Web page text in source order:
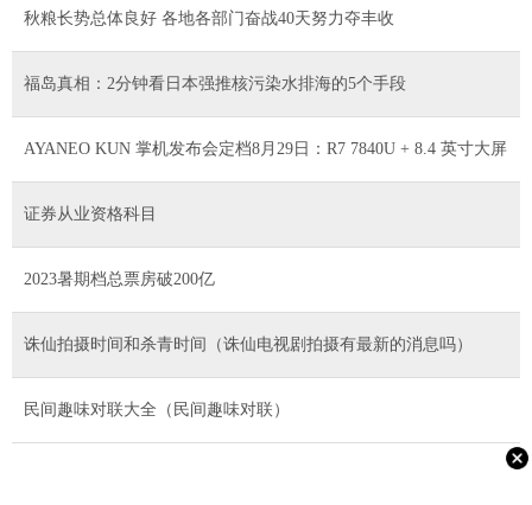
秋粮长势总体良好 各地各部门奋战40天努力夺丰收
福岛真相：2分钟看日本强推核污染水排海的5个手段
AYANEO KUN 掌机发布会定档8月29日：R7 7840U + 8.4 英寸大屏
证券从业资格科目
2023暑期档总票房破200亿
诛仙拍摄时间和杀青时间（诛仙电视剧拍摄有最新的消息吗）
民间趣味对联大全（民间趣味对联）